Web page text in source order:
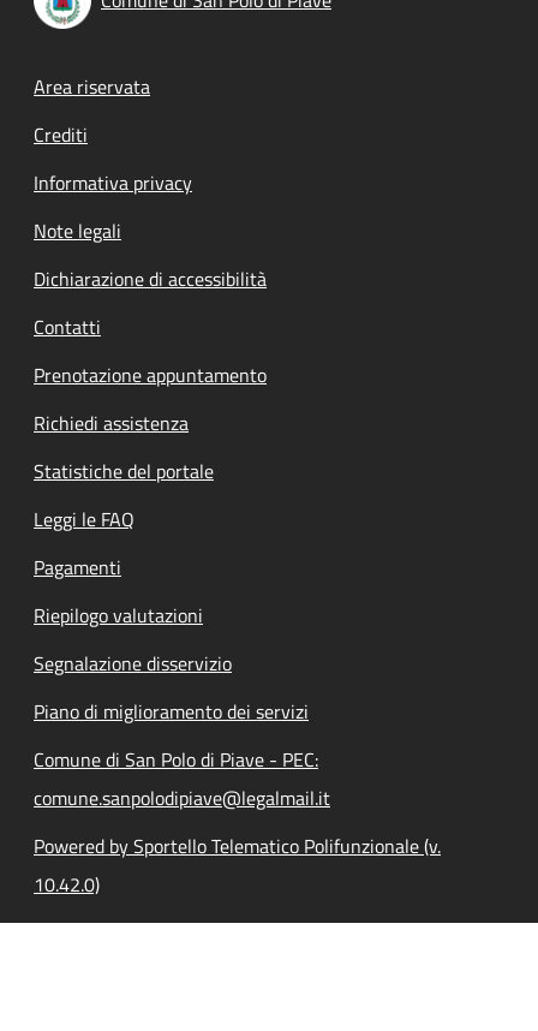
Footer menu
Area riservata
Crediti
Informativa privacy
Note legali
Dichiarazione di accessibilità
Contatti
Prenotazione appuntamento
Richiedi assistenza
Statistiche del portale
Leggi le FAQ
Pagamenti
Riepilogo valutazioni
Segnalazione disservizio
Piano di miglioramento dei servizi
Comune di San Polo di Piave - PEC:
comune.sanpolodipiave@legalmail.it
Powered by Sportello Telematico Polifunzionale (v.
10.42.0)